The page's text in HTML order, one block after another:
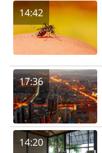
14:42
17:36
14:20